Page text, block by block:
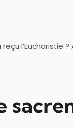
l’Eucharistie ?